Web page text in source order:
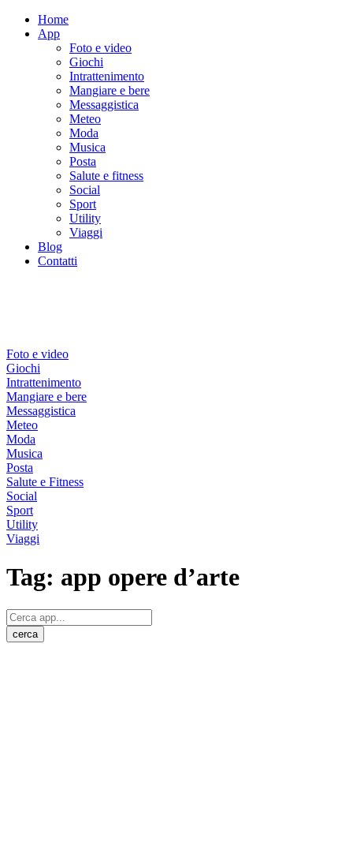
Home
App
Foto e video
Giochi
Intrattenimento
Mangiare e bere
Messaggistica
Meteo
Moda
Musica
Posta
Salute e fitness
Social
Sport
Utility
Viaggi
Blog
Contatti
Foto e video
Giochi
Intrattenimento
Mangiare e bere
Messaggistica
Meteo
Moda
Musica
Posta
Salute e Fitness
Social
Sport
Utility
Viaggi
Tag: app opere d’arte